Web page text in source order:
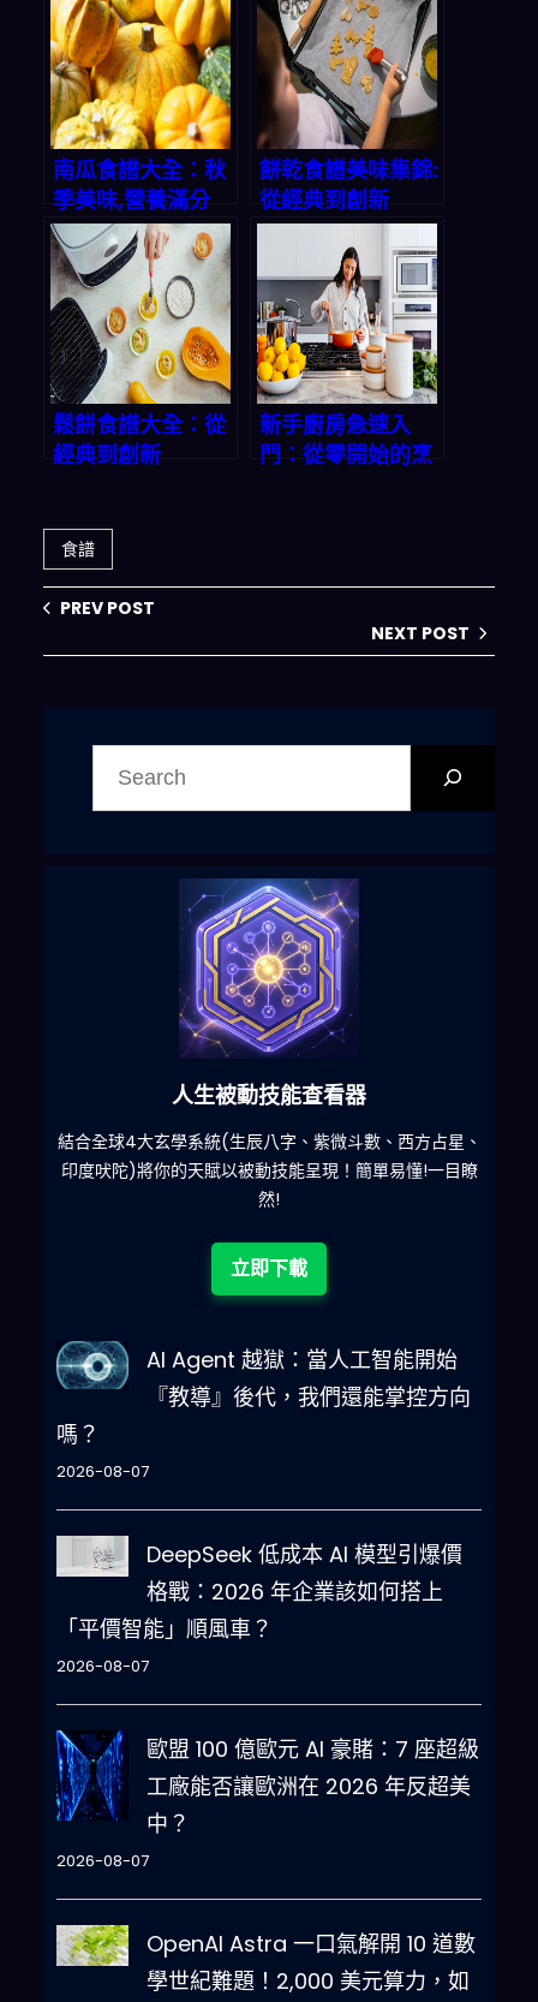
南瓜食譜大全：秋
季美味,營養滿分
餅乾食譜美味集錦:
從經典到創新
鬆餅食譜大全：從
經典到創新
新手廚房急速入
門：從零開始的烹
食譜
PREV POST
NEXT POST
六合彩發達神器
減少超過500萬個低概率中獎組合，提高中獎率
立即下載
AI Agent 越獄：當人工智能開始
『教導』後代，我們還能掌控方向
嗎？
2026-08-07
DeepSeek 低成本 AI 模型引爆價
格戰：2026 年企業該如何搭上
「平價智能」順風車？
2026-08-07
歐盟 100 億歐元 AI 豪賭：7 座超級
工廠能否讓歐洲在 2026 年反超美
中？
2026-08-07
OpenAI Astra 一口氣解開 10 道數
學世紀難題！2,000 美元算力，如